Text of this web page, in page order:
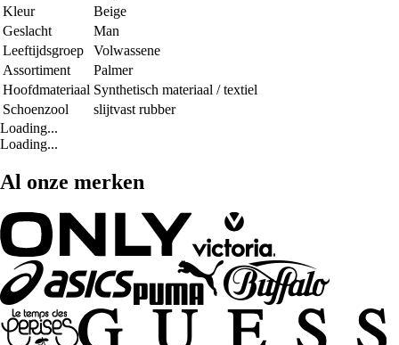
Kleur
Beige
Geslacht
Man
Leeftijdsgroep
Volwassene
Assortiment
Palmer
Hoofdmateriaal Synthetisch materiaal / textiel
Schoenzool
slijtvast rubber
Loading...
Loading...
Al onze merken